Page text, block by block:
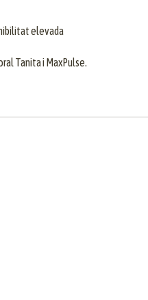
elevada
Tanita i MaxPulse.